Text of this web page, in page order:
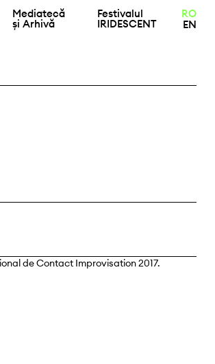
Mediatecă
și Arhivă
Festivalul
IRIDESCENT
RO
EN
de Contact Improvisation 2017.